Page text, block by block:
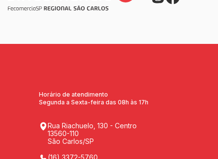
Horário de atendimento
Segunda a Sexta-feira das 08h às 17h
Rua Riachuelo, 130 - Centro
13560-110
São Carlos/SP
(16) 3372-5760